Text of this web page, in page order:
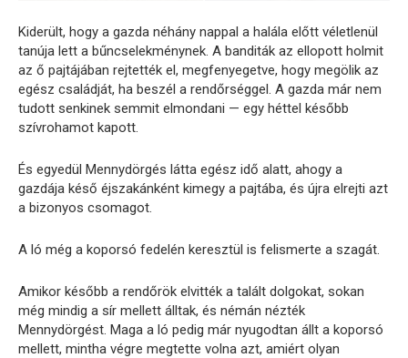
Kiderült, hogy a gazda néhány nappal a halála előtt véletlenül
tanúja lett a bűncselekménynek. A banditák az ellopott holmit
az ő pajtájában rejtették el, megfenyegetve, hogy megölik az
egész családját, ha beszél a rendőrséggel. A gazda már nem
tudott senkinek semmit elmondani — egy héttel később
szívrohamot kapott.
És egyedül Mennydörgés látta egész idő alatt, ahogy a
gazdája késő éjszakánként kimegy a pajtába, és újra elrejti azt
a bizonyos csomagot.
A ló még a koporsó fedelén keresztül is felismerte a szagát.
Amikor később a rendőrök elvitték a talált dolgokat, sokan
még mindig a sír mellett álltak, és némán nézték
Mennydörgést. Maga a ló pedig már nyugodtan állt a koporsó
mellett, mintha végre megtette volna azt, amiért olyan